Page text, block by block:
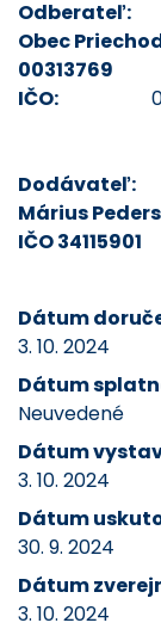
Odberateľ:
Obec
00313769
IČO:
Dodávateľ:
Márius
IČO 34115901
Dátum
3. 10. 2024
Dátum
Neuvedené
Dátum
3. 10. 2024
Dátum
30. 9. 2024
Dátum
3. 10. 2024